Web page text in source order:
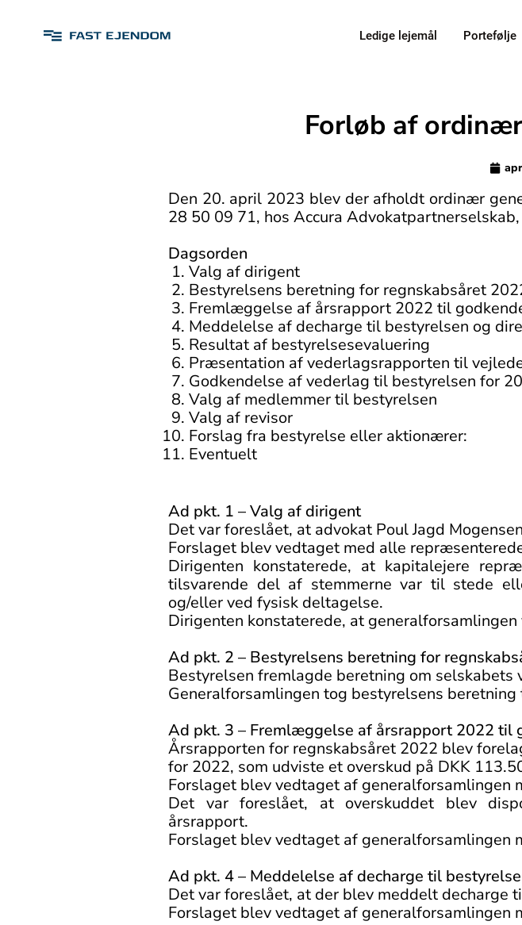
Ledige lejemål Portefølje
Forløb af
Den 20. april 2023 blev der afholdt ordinær
28 50 09 71, hos Accura
Dagsorden
Valg af dirigent
Bestyrelsens beretning for regnskabsåret
Fremlæggelse af årsrapport 2022 til
Meddelelse af decharge til bestyrelsen og
Resultat af bestyrelsesevaluering
Præsentation af vederlagsrapporten til
Godkendelse af vederlag til bestyrelsen for
Valg af medlemmer til bestyrelsen
Valg af revisor
Forslag fra bestyrelse eller aktionærer:
Eventuelt
Ad pkt. 1 – Valg af dirigent
Det var foreslået, at advokat Poul Jagd
Forslaget blev vedtaget med alle
Dirigenten konstaterede, at kapitalejere
tilsvarende del af stemmerne var til stede
og/eller ved fysisk deltagelse.
Dirigenten konstaterede, at
Ad pkt. 2 – Bestyrelsens beretning for
Bestyrelsen fremlagde beretning om selskabets
Generalforsamlingen tog bestyrelsens
Ad pkt. 3 – Fremlæggelse af årsrapport 2022 til
Årsrapporten for regnskabsåret 2022 blev
for 2022, som udviste et overskud på DKK
Forslaget blev vedtaget af generalforsamlingen
Det var foreslået, at overskuddet blev
årsrapport.
Forslaget blev vedtaget af generalforsamlingen
Ad pkt. 4 – Meddelelse af decharge til
Det var foreslået, at der blev meddelt decharge
Forslaget blev vedtaget af generalforsamlingen